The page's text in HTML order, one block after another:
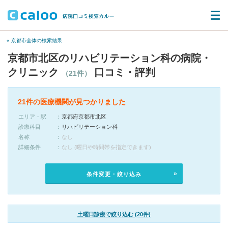
« 京都市全体の検索結果
京都市北区のリハビリテーション科の病院・
クリニック
（21件） 口コミ・評判
21件の医療機関が見つかりました
エリア・駅
京都府京都市北区
診療科目
リハビリテーション科
名称
なし
詳細条件
なし (曜日や時間帯を指定できます)
条件変更・絞り込み
土曜日診療で絞り込む (20件)